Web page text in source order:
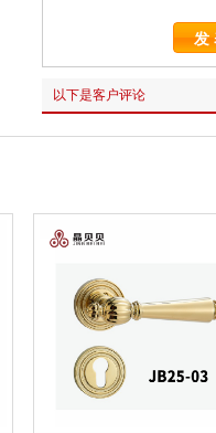
以下是客户评论